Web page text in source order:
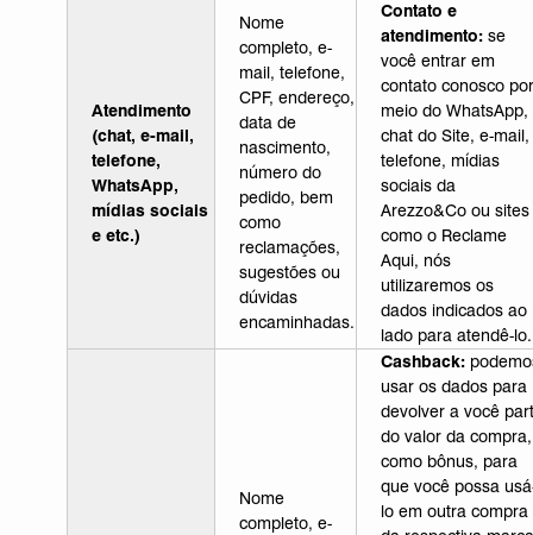
Atendimento
(chat, e-mail,
telefone,
WhatsApp,
mídias sociais
e etc.)
Nome
completo, e-
mail, telefone,
CPF, endereço,
data de
nascimento,
número do
pedido, bem
como
reclamações,
sugestões ou
dúvidas
encaminhadas.
Contato e
atendimento: se
você entrar em
contato conosco por
meio do WhatsApp,
chat do Site, e-mail,
telefone, mídias
sociais da
Arezzo&Co ou sites
como o Reclame
Aqui, nós
utilizaremos os
dados indicados ao
lado para atendê-lo.
Nome
completo, e-
Cashback:
usar os dados para
devolver a você
do valor da compra,
como bônus, para
que você possa
lo em outra compra